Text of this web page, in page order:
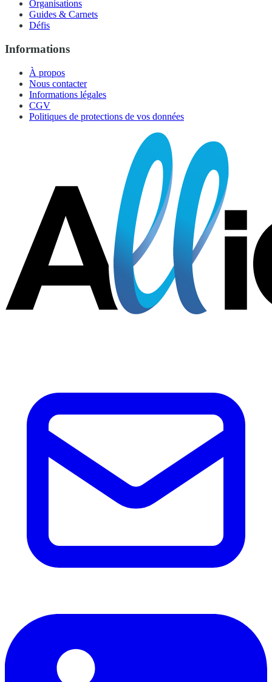
Organisations
Guides & Carnets
Défis
Informations
À propos
Nous contacter
Informations légales
CGV
Politiques de protections de vos données